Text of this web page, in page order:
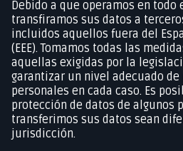
Debido a que operamos en todo
transfiramos sus datos a
incluidos aquellos fuera del
(EEE). Tomamos todas las
aquellas exigidas por la
garantizar un nivel adecuado
personales en cada caso. Es
protección de datos de algunos
transferimos sus datos sean
jurisdicción.